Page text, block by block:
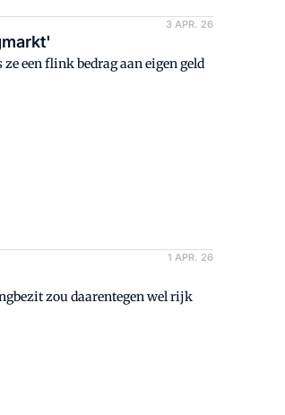
3 APR. 26
een flink bedrag aan eigen geld
1 APR. 26
zou daarentegen wel rijk